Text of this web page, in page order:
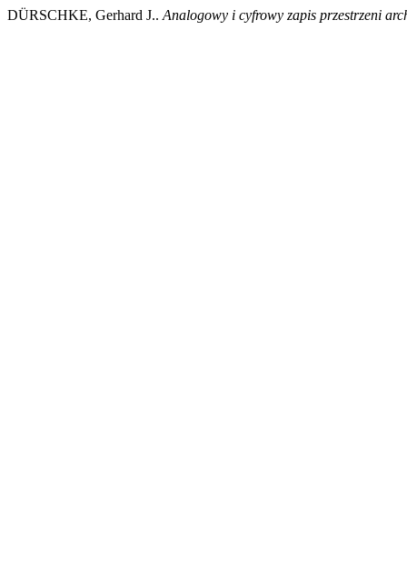
DÜRSCHKE, Gerhard J.. Analogowy i cyfrowy zapis przestrzeni